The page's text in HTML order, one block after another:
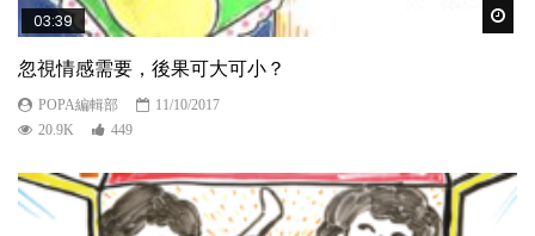
03:39
忽視情感需要，後果可大可小？
POPA編輯部
11/10/2017
20.9K
449